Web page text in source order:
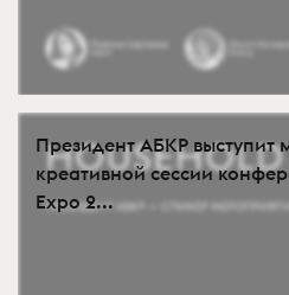
Президент АБКР выступит
креативной сессии
Expo 2...